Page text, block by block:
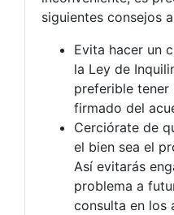
siguientes consejos
Evita hacer un
la Ley de
preferible tener
firmado del
Cerciórate de
el bien sea el
Así evitarás
problema a
consulta en los